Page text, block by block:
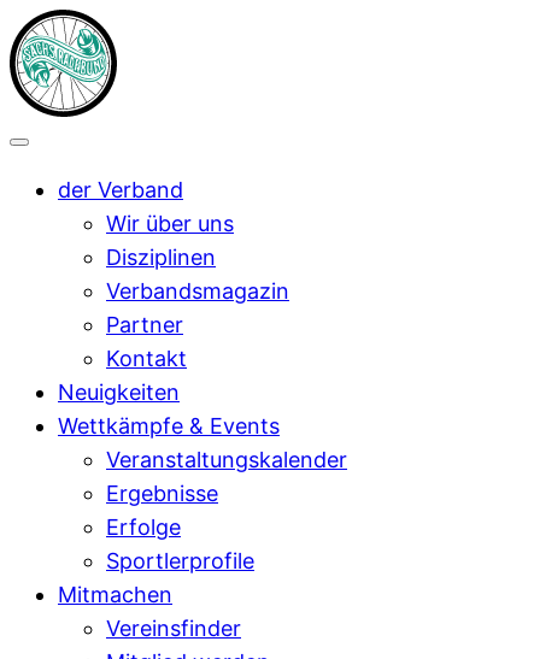
der Verband
Wir über uns
Disziplinen
Verbandsmagazin
Partner
Kontakt
Neuigkeiten
Wettkämpfe & Events
Veranstaltungskalender
Ergebnisse
Erfolge
Sportlerprofile
Mitmachen
Vereinsfinder